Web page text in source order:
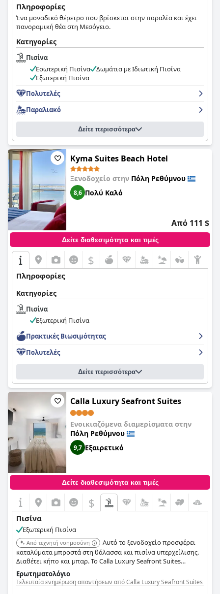
είναι ένα όμορφο και χαλαρωτικό χαρακτηριστικό αυτού του
γοητευτικού καταλύματος.
Πληροφορίες
Ένα μοναδικό θέρετρο που βρίσκεται στην παραλία και έχει
πανοραμική θέα στη Μεσόγειο.
Κατηγορίες
Πισίνα
Εσωτερική Πισίνα
Δωμάτια με Ιδιωτική Πισίνα
Εξωτερική Πισίνα
Πολυτελές
Παραλιακό
Δείτε περισσότερα
Kyma Suites Beach Hotel
Ξενοδοχείο στην Πόλη Ρεθύμνου
8,6 Πολύ Καλό
Από 111 $
Δείτε διαθεσιμότητα και τιμές
$
Πληροφορίες
Κατηγορίες
Πισίνα
Εξωτερική Πισίνα
Πρακτικές Bιωσιμότητας
Πολυτελές
Δείτε περισσότερα
Calla Luxury Seafront Suites
Ενοικιαζόμενα διαμερίσματα στην
Πόλη Ρεθύμνου
9,7 Εξαιρετικό
Δείτε διαθεσιμότητα και τιμές
$
Πισίνα
Εξωτερική Πισίνα
Από τεχνητή νοημοσύνη
Αυτό το ξενοδοχείο προσφέρει
καταλύματα μπροστά στη θάλασσα και πισίνα υπερχείλισης.
Διαθέτει κήπο και μπαρ. Το Calla Luxury Seafront Suites
βρίσκεται κοντά στην παραλία του Ρεθύμνου.
Ερωτηματολόγιο
Τελευταία ενημέρωση απαντήσεων από Calla Luxury Seafront Suites